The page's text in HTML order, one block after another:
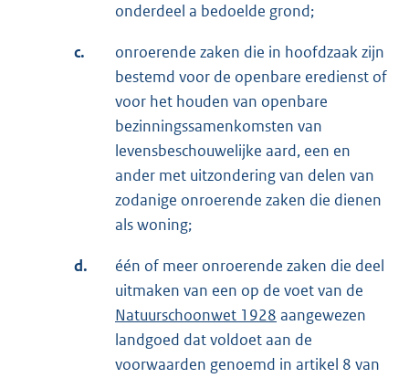
onderdeel a bedoelde grond;
c.
onroerende zaken die in hoofdzaak zijn
bestemd voor de openbare eredienst of
voor het houden van openbare
bezinningssamenkomsten van
levensbeschouwelijke aard, een en
ander met uitzondering van delen van
zodanige onroerende zaken die dienen
als woning;
d.
één of meer onroerende zaken die deel
uitmaken van een op de voet van de
Natuurschoonwet 1928 aangewezen
landgoed dat voldoet aan de
voorwaarden genoemd in artikel 8 van